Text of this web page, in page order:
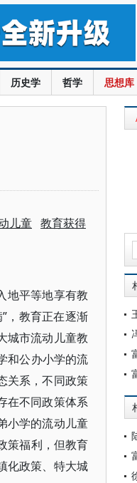
历史学 哲学 思想库
儿童 教育获得
地平等地享有教
，教育正在逐渐
城市流动儿童教
和公办小学的流
关系，不同政策
在不同政策体系
小学的流动儿童
策福利，但教育
化政策、特大城